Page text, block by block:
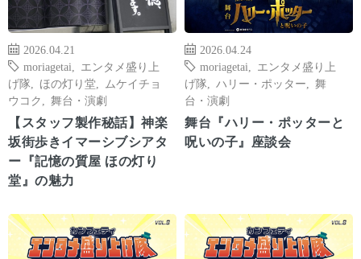
2026.04.21
moriagetai
エンタメ盛り上
げ隊
ほの灯り堂
ムケイチョ
ウコク
舞台・演劇
【スタッフ製作秘話】神楽
坂街歩きイマーシブシアタ
ー『記憶の質屋 ほの灯り
堂』の魅力
2026.04.24
moriagetai
エンタメ盛り上
げ隊
ハリー・ポッター
舞
台・演劇
舞台『ハリー・ポッターと
呪いの子』座談会